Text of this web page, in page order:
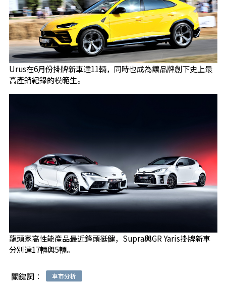
Urus在6月份掛牌新車達11輛，同時也成為讓品牌創下史上最
高產銷紀錄的模範生。
龍頭家高性能產品最近鋒頭挺健，Supra與GR Yaris掛牌新車
分別達17輛與5輛。
關鍵詞： 車市分析